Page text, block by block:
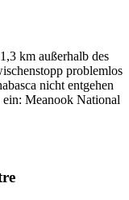
km außerhalb des
problemlos
nicht entgehen
ein: Meanook National